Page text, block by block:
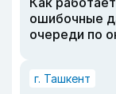
ошибочные
очереди по
г. Ташкент